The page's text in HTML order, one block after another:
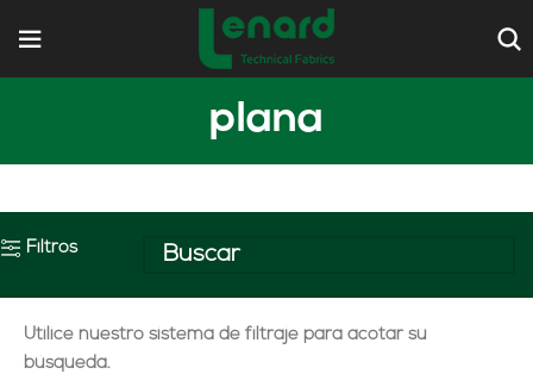
plana
Filtros
Utilice nuestro sistema de filtraje para acotar su
búsqueda.